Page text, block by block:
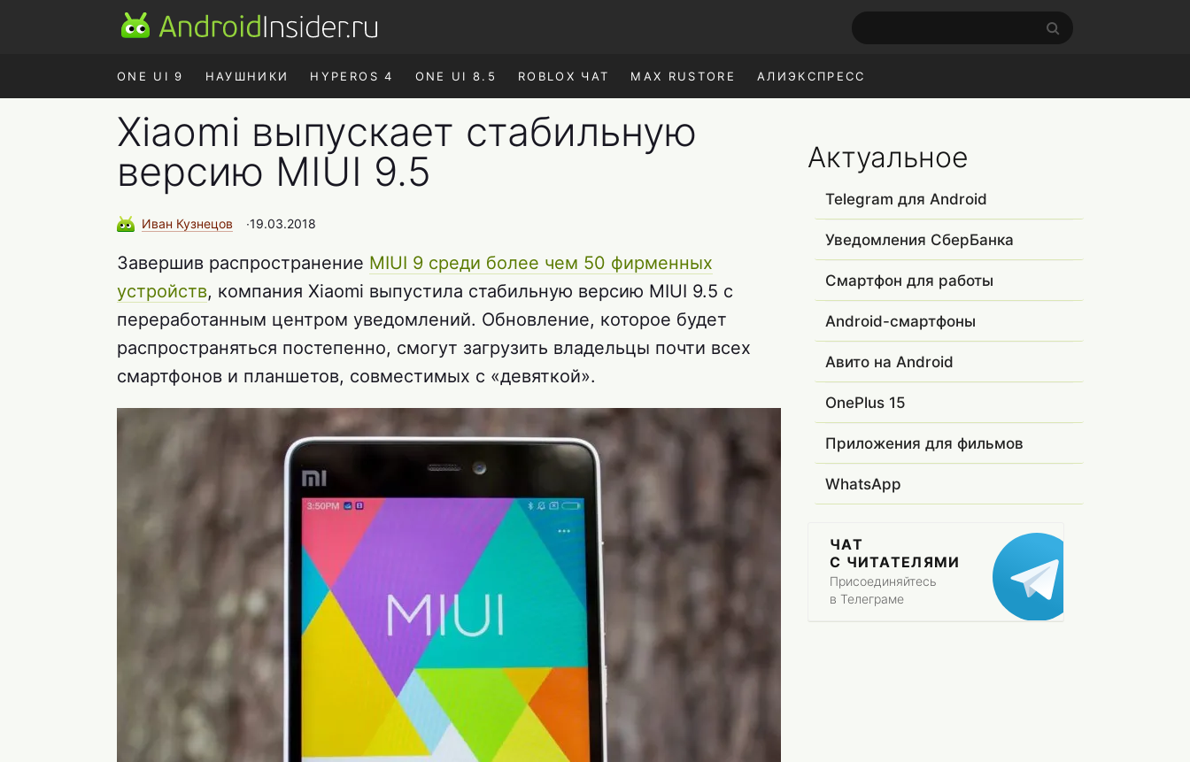
ONE UI 9 НАУШНИКИ HYPEROS 4 ONE UI 8.5 ROBLOX ЧАТ MAX RUSTORE АЛИЭКСПРЕСС
Xiaomi выпускает стабильную
версию MIUI 9.5
Иван Кузнецов ∙19.03.2018
Завершив распространение MIUI 9 среди более чем 50 фирменных
устройств, компания Xiaomi выпустила стабильную версию MIUI 9.5 с
переработанным центром уведомлений. Обновление, которое будет
распространяться постепенно, смогут загрузить владельцы почти всех
смартфонов и планшетов, совместимых с «девяткой».
Актуальное
Telegram для Android
Уведомления СберБанка
Смартфон для работы
Android-смартфоны
Авито на Android
OnePlus 15
Приложения для фильмов
WhatsApp
ЧАТ
С ЧИТАТЕЛЯМИ
Присоединяйтесь
в Телеграме